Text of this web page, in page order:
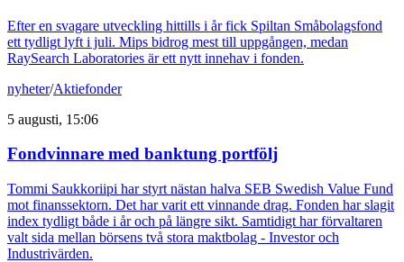
Efter en svagare utveckling hittills i år fick Spiltan Småbolagsfond
ett tydligt lyft i juli. Mips bidrog mest till uppgången, medan
RaySearch Laboratories är ett nytt innehav i fonden.
nyheter/Aktiefonder
5 augusti, 15:06
Fondvinnare med banktung portfölj
Tommi Saukkoriipi har styrt nästan halva SEB Swedish Value Fund
mot finanssektorn. Det har varit ett vinnande drag. Fonden har slagit
index tydligt både i år och på längre sikt. Samtidigt har förvaltaren
valt sida mellan börsens två stora maktbolag - Investor och
Industrivärden.